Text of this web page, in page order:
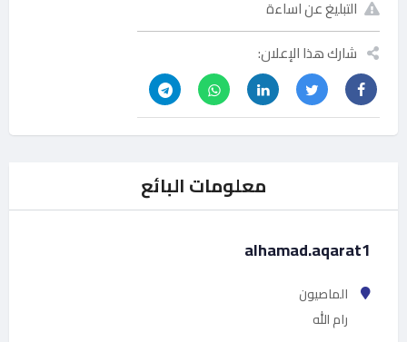
التبليغ عن اساءة
شارك هذا الإعلان:
معلومات البائع
alhamad.aqarat1
الماصيون
رام الله